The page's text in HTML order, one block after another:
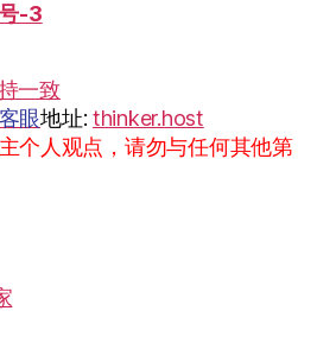
-3
一致
眼地址: thinker.host
个人观点，请勿与任何其他第